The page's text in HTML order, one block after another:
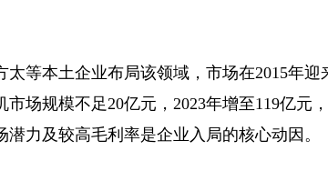
等本土企业布局该领域，市场在2015年迎
场规模不足20亿元，2023年增至119亿元
力及较高毛利率是企业入局的核心动因。